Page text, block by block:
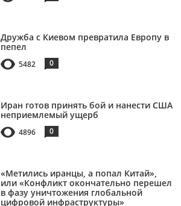
Дружба с Киевом превратила Европу в
пепел
5482 0
Иран готов принять бой и нанести США
неприемлемый ущерб
4896 0
«Метились иранцы, а попал Китай»,
или «Конфликт окончательно перешел
в фазу уничтожения глобальной
цифровой инфраструктуры»